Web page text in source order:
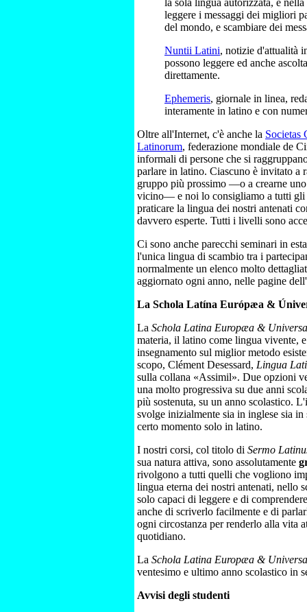
la sola lingua autorizzata, e
leggere i messaggi dei migliori
del mondo, e scambiare dei
Nuntii Latini, notizie d'attualità
possono leggere ed anche
direttamente.
Ephemeris, giornale in linea,
interamente in latino e con
Oltre all'Internet, c'è anche la Societas
Latinorum, federazione mondiale de
informali di persone che si
parlare in latino. Ciascuno è invitato a
gruppo più prossimo —o a crearne
vicino— e noi lo consigliamo a tutti gli
praticare la lingua dei nostri antenati
davvero esperte. Tutti i livelli sono
Ci sono anche parecchi seminari in
l'unica lingua di scambio tra i
normalmente un elenco molto
aggiornato ogni anno, nelle pagine
La Schola Latína Európæa &
La Schola Latina Europæa &
materia, il latino come lingua vivente,
insegnamento sul miglior metodo
scopo, Clément Desessard, Lingua
sulla collana «Assimil». Due opzioni
una molto progressiva su due anni
più sostenuta, su un anno scolastico.
svolge inizialmente sia in inglese sia
certo momento solo in latino.
I nostri corsi, col titolo di Sermo
sua natura attiva, sono assolutamente
rivolgono a tutti quelli che vogliono
lingua eterna dei nostri antenati, nello
solo capaci di leggere e di
anche di scriverlo facilmente e di
ogni circostanza per renderlo alla vita
quotidiano.
La Schola Latina Europæa &
ventesimo e ultimo anno scolastico in
Avvisi degli studenti